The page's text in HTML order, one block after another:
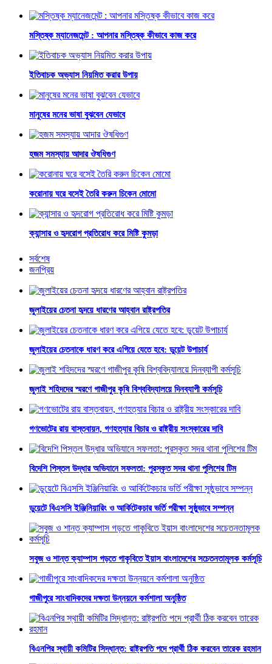
মস্তিষ্ক ম্যানেজমেন্ট : আপনার মস্তিষ্ক কীভাবে কাজ করে
ইতিবাচক অভ্যাস নিয়মিত করার উপায়
মানুষের মনের ভাষা বুঝবেন যেভাবে
হজম সমস্যায় আদার ঔষধিগুণ
করোনায় ঘরে বসেই তৈরি করুন চিকেন মোমো
ক্যান্সার ও হৃদরোগ প্রতিরোধ করে মিষ্টি কুমড়া
সর্বশেষ
জনপ্রিয়
জুলাইয়ের চেতনা হৃদয়ে ধারণের আহ্বান রাষ্ট্রপতির
জুলাইয়ের চেতনাকে ধারণ করে এগিয়ে যেতে হবে: ডুয়েট উপাচার্য
জুলাই শহিদদের স্মরণে গাজীপুর কৃষি বিশ্ববিদ্যালয়ে দিনব্যাপী কর্মসূচি
গণভোটের রায় বাস্তবায়ন, গণহত্যার বিচার ও রাষ্ট্রীয় সংস্কারের দাবি
বিদেশি পিস্তল উদ্ধার অভিযানে সফলতা: পুরস্কৃত সদর থানা পুলিশের টিম
ডুয়েটে বিএসসি ইঞ্জিনিয়ারিং ও আর্কিটেকচার ভর্তি পরীক্ষা সুষ্ঠুভাবে সম্পন্ন
সবুজ ও শান্ত ক্যাম্পাস গড়তে গাকৃবিতে ইয়াস বাংলাদেশের সচেতনতামূলক কর্মসূচি
গাজীপুরে সাংবাদিকদের দক্ষতা উন্নয়নে কর্মশালা অনুষ্ঠিত
বিএনপির স্থায়ী কমিটির সিদ্ধান্ত: রাষ্ট্রপতি পদে প্রার্থী ঠিক করবেন তারেক রহমান